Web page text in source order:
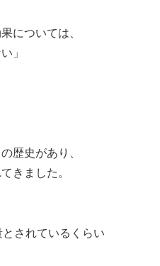
については、
」
歴史があり、
きました。
されているくらい